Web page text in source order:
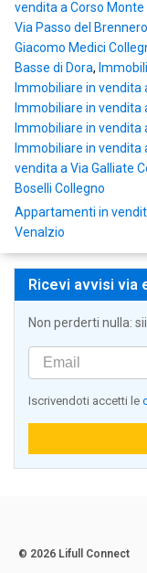
vendita a Corso Monte
Via Passo del
Giacomo Medici
Basse di Dora,
Immobiliare in vendita
Immobiliare in vendita
Immobiliare in vendita
Immobiliare in vendita
vendita a Via Galliate
Boselli Collegno
Appartamenti in
Venalzio
Ricevi avvisi via
Non perderti nulla:
Iscrivendoti accetti le
© 2026 Lifull Connect